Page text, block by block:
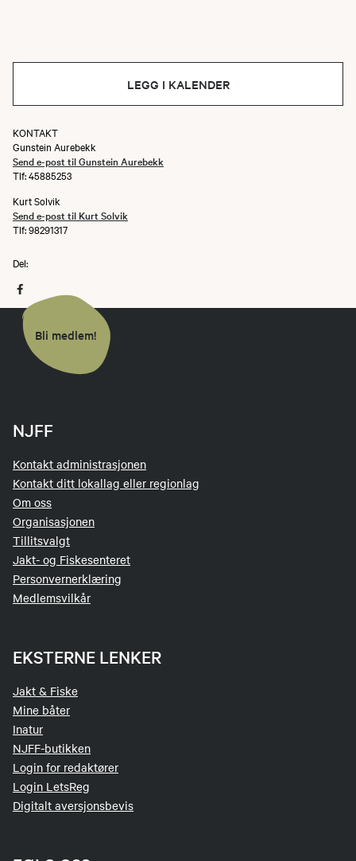
LEGG I KALENDER
KONTAKT
Gunstein Aurebekk
Send e-post til Gunstein Aurebekk
Tlf: 45885253
Kurt Solvik
Send e-post til Kurt Solvik
Tlf: 98291317
Del:
Bli medlem!
NJFF
Kontakt administrasjonen
Kontakt ditt lokallag eller regionlag
Om oss
Organisasjonen
Tillitsvalgt
Jakt- og Fiskesenteret
Personvernerklæring
Medlemsvilkår
EKSTERNE LENKER
Jakt & Fiske
Mine båter
Inatur
NJFF-butikken
Login for redaktører
Login LetsReg
Digitalt aversjonsbevis